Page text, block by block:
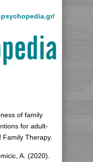
of family
for adult-
Therapy.
A. (2020).